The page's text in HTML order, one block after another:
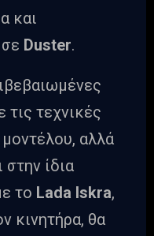
και
Duster.
τεχνικές
αλλά
στην ίδια
το Lada Iskra,
κινητήρα, θα